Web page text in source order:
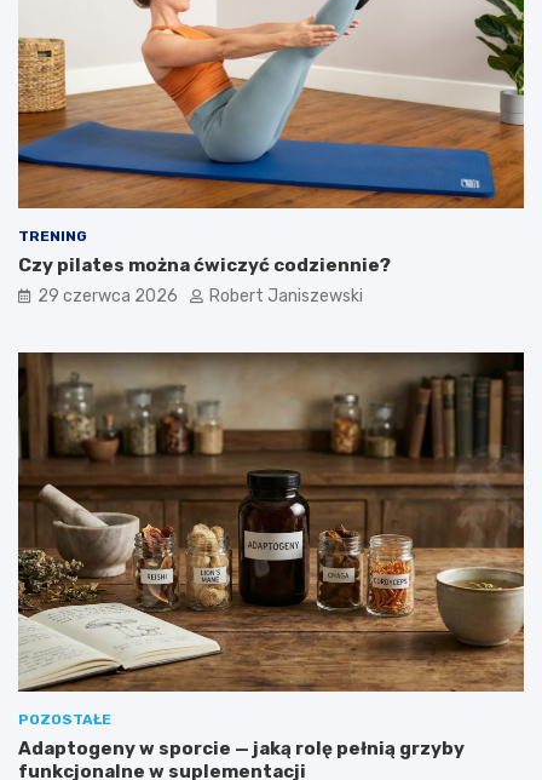
TRENING
Czy pilates można ćwiczyć codziennie?
29 czerwca 2026 Robert Janiszewski
POZOSTAŁE
Adaptogeny w sporcie — jaką rolę pełnią grzyby
funkcjonalne w suplementacji